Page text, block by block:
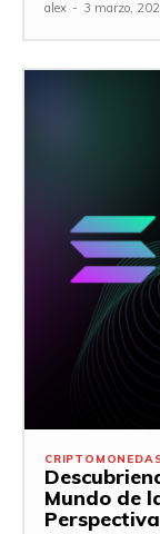
alex - 3 marzo,
Mundo de